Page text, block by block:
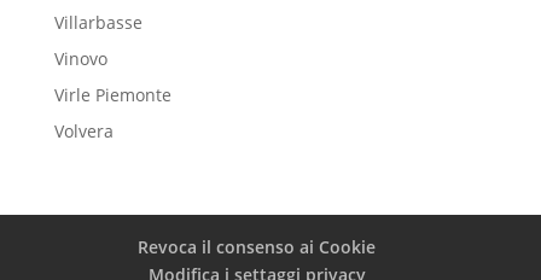
Villarbasse
Vinovo
Virle Piemonte
Volvera
Revoca il consenso ai Cookie
Modifica i settaggi privacy